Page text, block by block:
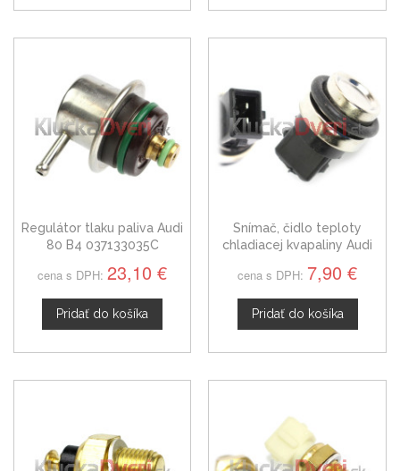
Regulátor tlaku paliva Audi
80 B4 037133035C
cena s DPH: 23,10 €
Pridať do košíka
Snímač, čidlo teploty
chladiacej kvapaliny Audi
cena s DPH: 7,90 €
Pridať do košíka